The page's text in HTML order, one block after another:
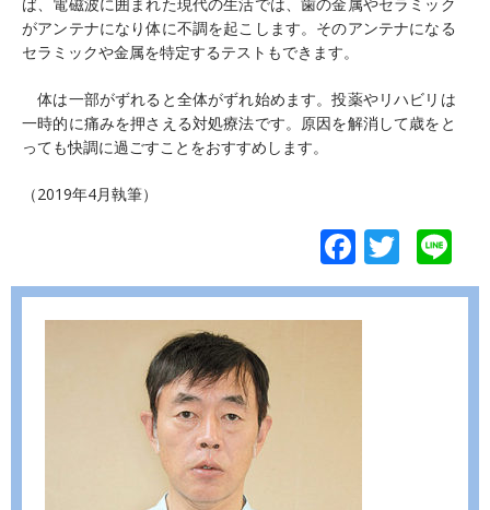
がアンテナになり体に不調を起こします。そのアンテナになる
セラミックや金属を特定するテストもできます。
体は一部がずれると全体がずれ始めます。投薬やリハビリは
一時的に痛みを押さえる対処療法です。原因を解消して歳をと
っても快調に過ごすことをおすすめします。
（2019年4月執筆）
F
ac
T
w n